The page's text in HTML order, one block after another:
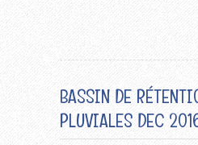
BASSIN DE
PLUVIALES DEC